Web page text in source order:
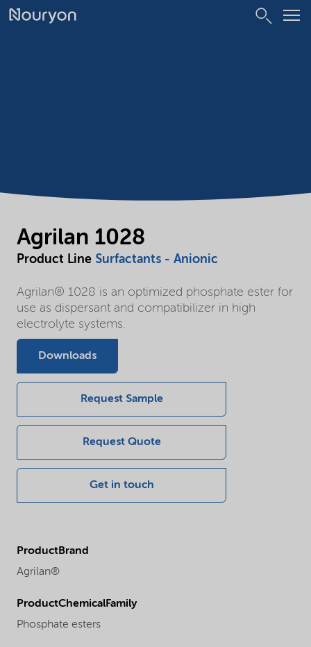
Agrilan 1028
Product Line Surfactants - Anionic
Agrilan® 1028 is an optimized phosphate ester for
use as dispersant and compatibilizer in high
electrolyte systems.
Downloads
Request Sample
Request Quote
Get in touch
ProductBrand
Agrilan®
ProductChemicalFamily
Phosphate esters